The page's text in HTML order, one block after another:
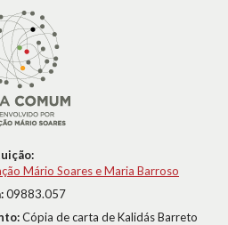
Mário Soares e Maria Barroso
09883.057
Cópia de carta de Kalidás Barreto